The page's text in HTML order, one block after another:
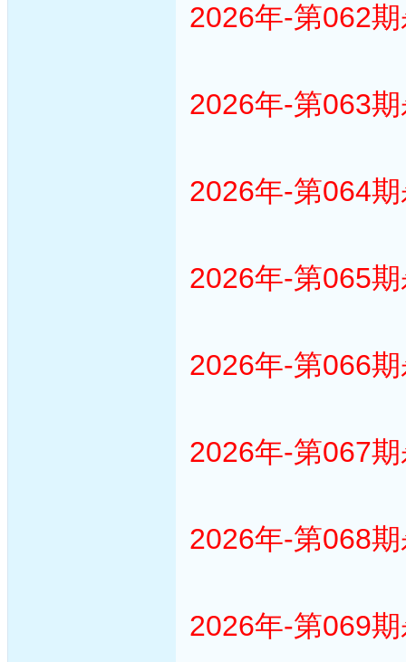
2026年-第062
2026年-第063
2026年-第064
2026年-第065
2026年-第066
2026年-第067
2026年-第068
2026年-第069